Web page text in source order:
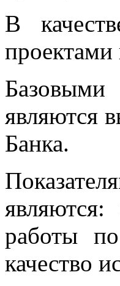
В
проектами
являются
Банка.
работы
качество